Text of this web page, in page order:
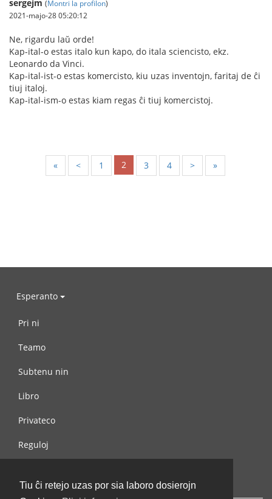
Tiu ĉi retejo uzas por sia laboro dosierojn
sergejm (Montri la profilon)
2021-majo-28 05:20:12
Ne, rigardu laŭ orde!
Kap-ital-o estas italo kun kapo, do itala sciencisto, ekz.
Leonardo da Vinci.
Kap-ital-ist-o estas komercisto, kiu uzas inventojn, faritaj de ĉi
tiuj italoj.
Kap-ital-ism-o estas kiam regas ĉi tiuj komercistoj.
« < 1 2 3 4 > »
Esperanto
Pri ni
Teamo
Subtenu nin
Libro
Privateco
Reguloj